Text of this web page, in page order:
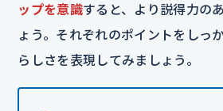
ップを意識すると、より説得力の
ょう。それぞれのポイントをしっ
らしさを表現してみましょう。